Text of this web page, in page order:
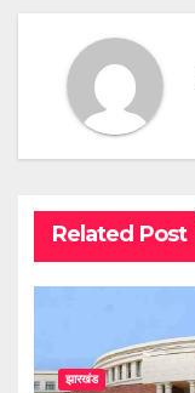
Related Post
झारखंड